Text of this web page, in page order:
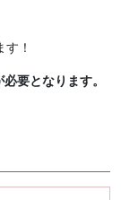
！
要となります。